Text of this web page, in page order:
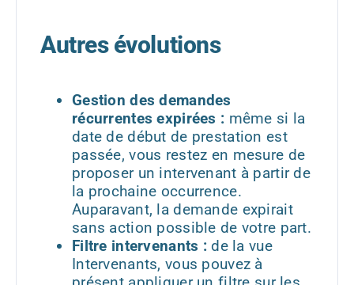
Autres évolutions
Gestion des demandes
récurrentes expirées : même si la
date de début de prestation est
passée, vous restez en mesure de
proposer un intervenant à partir de
la prochaine occurrence.
Auparavant, la demande expirait
sans action possible de votre part.
Filtre intervenants :de la vue
Intervenants, vous pouvez à